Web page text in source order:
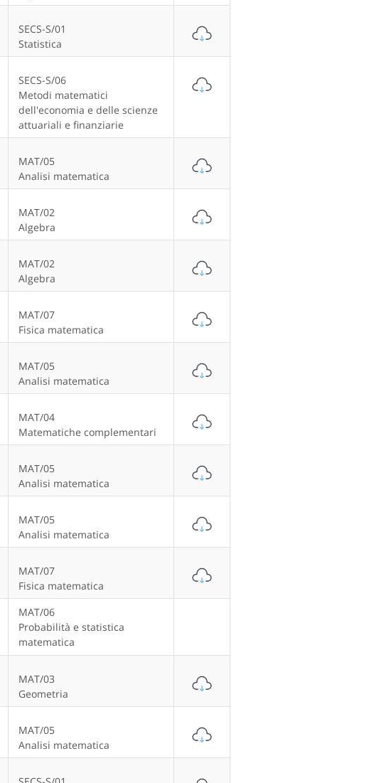
SECS-S/01
Statistica
SECS-S/06
Metodi matematici
dell'economia e delle scienze
attuariali e finanziarie
MAT/05
Analisi matematica
MAT/02
Algebra
MAT/02
Algebra
MAT/07
Fisica matematica
MAT/05
Analisi matematica
MAT/04
Matematiche complementari
MAT/05
Analisi matematica
MAT/05
Analisi matematica
MAT/07
Fisica matematica
MAT/06
Probabilità e statistica
matematica
MAT/03
Geometria
MAT/05
Analisi matematica